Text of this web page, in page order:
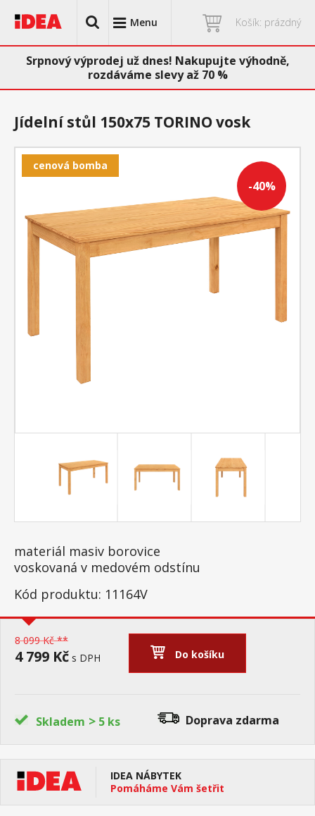
Menu Košík: prázdný
Srpnový výprodej už dnes! Nakupujte výhodně,
rozdáváme slevy až 70 %
-40%
cenová bomba
Jídelní stůl 150x75 TORINO vosk
materiál masiv borovice
voskovaná v medovém odstínu
Kód produktu: 11164V
8 099 Kč **
4 799 Kč s DPH Do košíku
Skladem > 5 ks Doprava zdarma
IDEA NÁBYTEK
Pomáháme Vám šetřit